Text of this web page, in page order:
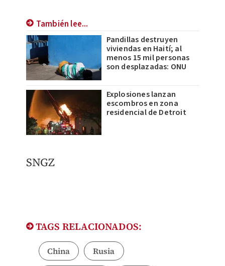
También lee...
Pandillas destruyen
viviendas en Haití; al
menos 15 mil personas
son desplazadas: ONU
Explosiones lanzan
escombros en zona
residencial de Detroit
SNGZ
TAGS RELACIONADOS:
China Rusia